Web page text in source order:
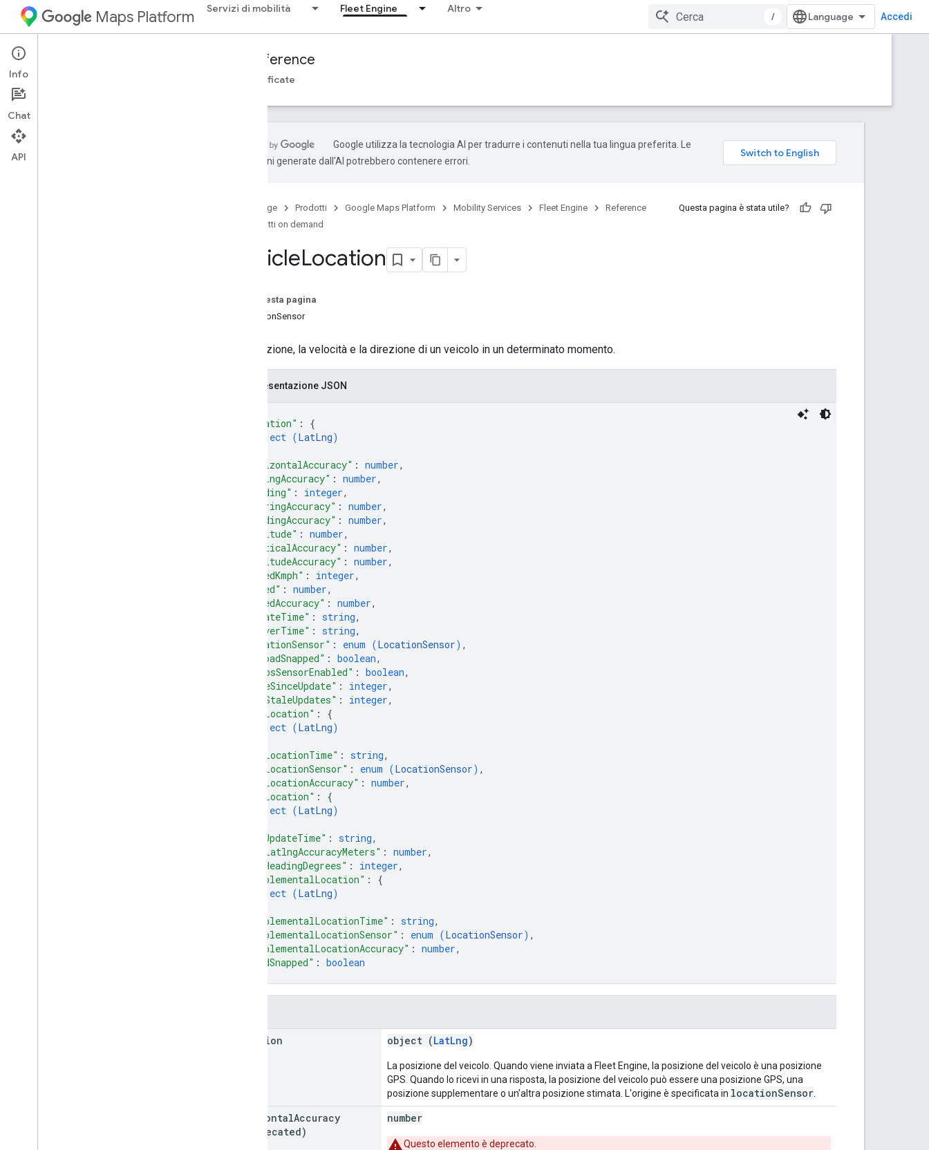
Maps Platform Servizi di mobilità Fleet Engine Altro
/ Accedi
Mobility Services Reference
Panoramica Attività pianificate
Google utilizza la tecnologia AI per tradurre i contenuti nella tua lingua preferita. Le
traduzioni generate dall'AI potrebbero contenere errori.
Home page Prodotti Google Maps Platform Mobility Services Fleet Engine
Reference
Tragitti on demand
Questa pagina è stata utile?
VehicleLocation
Su questa pagina
LocationSensor
La posizione, la velocità e la direzione di un veicolo in un determinato momento.
Rappresentazione JSON
"location" : {
object (LatLng)
"horizontalAccuracy" : number,
"latlngAccuracy" : number,
"heading" : integer,
"bearingAccuracy" : number,
"headingAccuracy" : number,
"altitude" : number,
"verticalAccuracy" : number,
"altitudeAccuracy" : number,
"speedKmph" : integer,
"speed" : number,
"speedAccuracy" : number,
"updateTime" : string,
"serverTime" : string,
"locationSensor" : enum (LocationSensor) ,
"isRoadSnapped" : boolean,
"isGpsSensorEnabled" : boolean,
"timeSinceUpdate" : integer,
"numStaleUpdates" : integer,
"rawLocation" : {
object (LatLng)
"rawLocationTime" : string,
"rawLocationSensor" : enum (LocationSensor) ,
"rawLocationAccuracy" : number,
"flpLocation" : {
object (LatLng)
"flpUpdateTime" : string,
"flpLatlngAccuracyMeters" : number,
"flpHeadingDegrees" : integer,
"supplementalLocation" : {
object (LatLng)
"supplementalLocationTime" : string,
"supplementalLocationSensor" : enum (LocationSensor) ,
"supplementalLocationAccuracy" : number,
"roadSnapped" : boolean
location object (LatLng)
La posizione del veicolo. Quando viene inviata a Fleet Engine, la posizione del veicolo è una posizione
GPS. Quando lo ricevi in una risposta, la posizione del veicolo può essere una posizione GPS, una
posizione supplementare o un'altra posizione stimata. L'origine è specificata in locationSensor
horizontalAccuracy
(deprecated)
number
Questo elemento è deprecato.
Info
Chat
API